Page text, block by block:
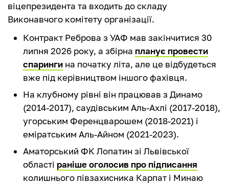
віцепрезидента та входить до складу
Виконавчого комітету організації.
Контракт Реброва з УАФ мав закінчитися 30
липня 2026 року, а збірна планує провести
спаринги на початку літа, але це відбудеться
вже під керівництвом іншого фахівця.
На клубному рівні він працював з Динамо
(2014-2017), саудівським Аль-Ахлі (2017-2018),
угорським Ференцварошем (2018-2021) і
еміратським Аль-Айном (2021-2023).
Аматорський ФК Лопатин зі Львівської
області раніше оголосив про підписання
колишнього півзахисника Карпат і Минаю